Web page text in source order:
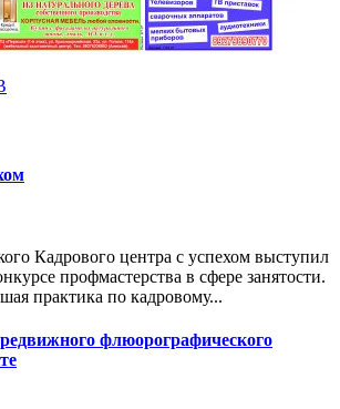
Кадрового центра с успехом выступил
профмастерства в сфере занятости.
практика по кадровому...
флюорографического